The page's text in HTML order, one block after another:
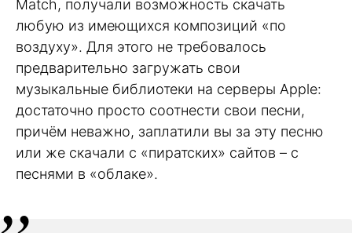
Match, получали возможность скачать
любую из имеющихся композиций «по
воздуху». Для этого не требовалось
предварительно загружать свои
музыкальные библиотеки на серверы Apple:
достаточно просто соотнести свои песни,
причём неважно, заплатили вы за эту песню
или же скачали с «пиратских» сайтов – с
песнями в «облаке».